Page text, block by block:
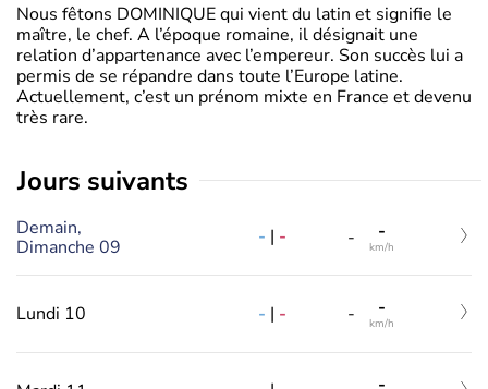
Nous fêtons DOMINIQUE qui vient du latin et signifie le
maître, le chef. A l’époque romaine, il désignait une
relation d’appartenance avec l’empereur. Son succès lui a
permis de se répandre dans toute l’Europe latine.
Actuellement, c’est un prénom mixte en France et devenu
très rare.
jours suivants
Demain,
Dimanche 09
- | - - -
km/h
Lundi 10 - | - - -
km/h